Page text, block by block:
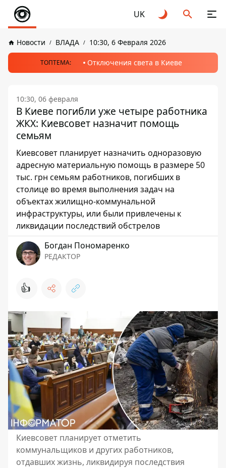
UK
Новости ВЛАДА 10:30, 6 Февраля 2026
ТОПТЕМА: Отключения света в Киеве
10:30, 06 февраля
В Киеве погибли уже четыре работника
ЖКХ: Киевсовет назначит помощь
семьям
Киевсовет планирует назначить одноразовую
адресную материальную помощь в размере 50
тыс. грн семьям работников, погибших в
столице во время выполнения задач на
объектах жилищно-коммунальной
инфраструктуры, или были привлечены к
ликвидации последствий обстрелов
Богдан Пономаренко
РЕДАКТОР
👍
Киевсовет планирует отметить
коммунальщиков и других работников,
отдавших жизнь, ликвидируя последствия